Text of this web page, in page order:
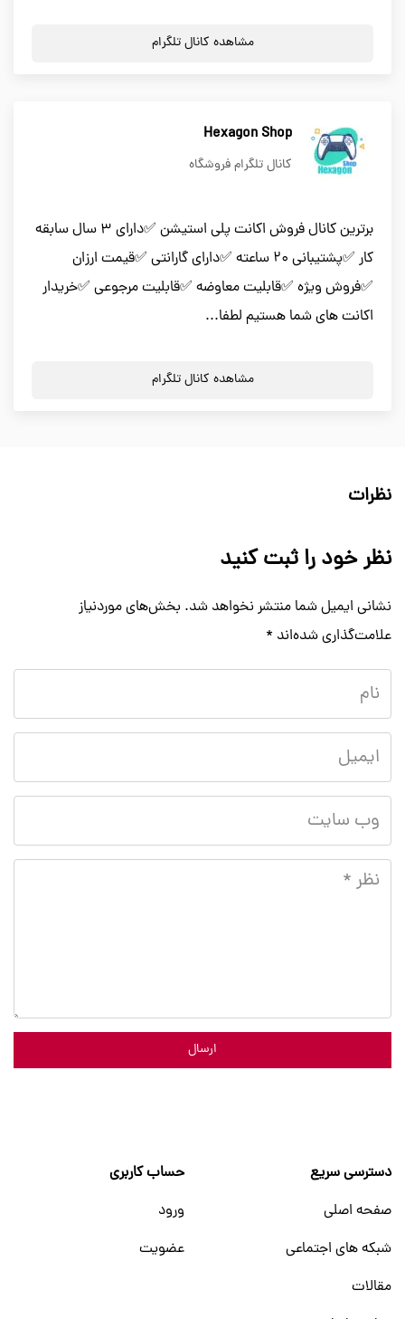
مشاهده کانال تلگرام
Hexagon Shop
کانال تلگرام فروشگاه
برترین کانال فروش اکانت پلی استیشن ✅دارای ۳ سال سابقه
کار ✅پشتیبانی ۲۰ ساعته ✅دارای گارانتی ✅قیمت ارزان
✅فروش ویژه ✅قابلیت معاوضه ✅قابلیت مرجوعی ✅خریدار
اکانت های شما هستیم لطفا...
مشاهده کانال تلگرام
نظرات
نظر خود را ثبت کنید
نشانی ایمیل شما منتشر نخواهد شد. بخش‌های موردنیاز
علامت‌گذاری شده‌اند *
ارسال
دسترسی سریع
صفحه اصلی
شبکه های اجتماعی
مقالات
حساب کاربری
ورود
عضویت